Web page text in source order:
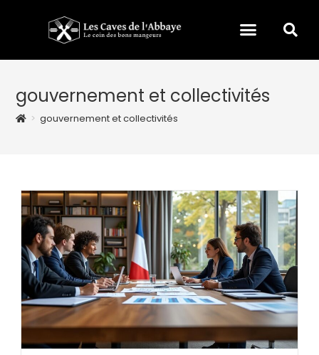
gouvernement et collectivités
> gouvernement et collectivités